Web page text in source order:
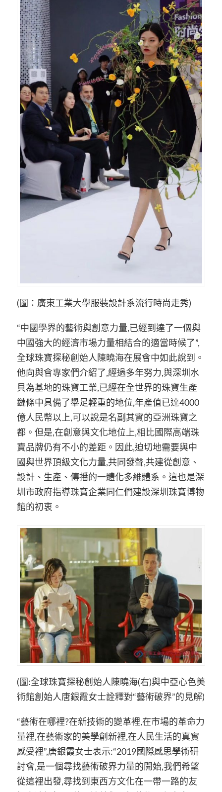
(圖：廣東工業大學服裝設計系流行時尚走秀)
“中國學界的藝術與創意力量,已經到達了一個與
中國強大的經濟市場力量相結合的適當時候了”,
全球珠寶探秘創始人陳曉海在展會中如此說到。
他向與會專家們介紹了,經過多年努力,與深圳水
貝為基地的珠寶工業,已經在全世界的珠寶生產
鏈條中具備了舉足輕重的地位,年產值已達4000
億人民幣以上,可以說是名副其實的亞洲珠寶之
都。但是,在創意與文化地位上,相比國際高端珠
寶品牌仍有不小的差距。因此,迫切地需要與中
國與世界頂級文化力量,共同發聲,共建從創意、
設計、生產、傳播的一體化多維體系。這也是深
圳市政府指導珠寶企業同仁們建設深圳珠寶博物
館的初衷。
(圖:全球珠寶探秘創始人陳曉海(右)與中亞心色美
術館創始人唐銀霞女士詮釋對“藝術破界”的見解)
“藝術在哪裡?在新技術的變革裡,在市場的革命力
量裡,在藝術家的美學創新裡,在人民生活的真實
感受裡”,唐銀霞女士表示:“2019國際感思學術研
討會,是一個尋找藝術破界力量的開始,我們希望
從這裡出發,尋找到東西方文化在一帶一路的友